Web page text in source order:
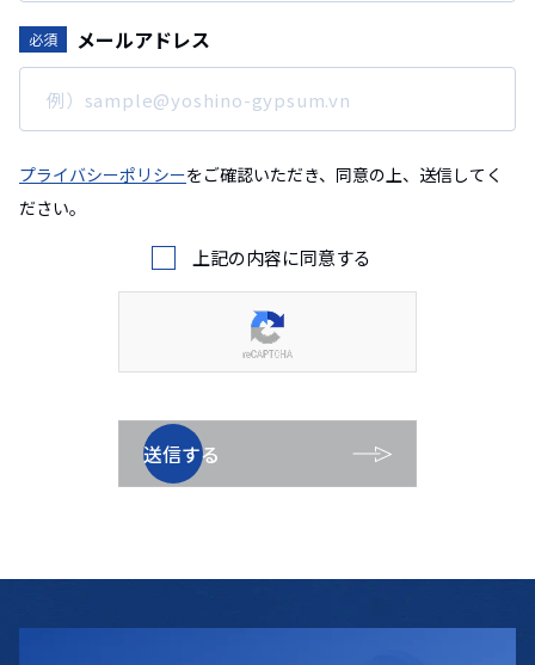
必須 メールアドレス
プライバシーポリシーをご確認いただき、同意の上、送信してく
ださい。
上記の内容に同意する
送信する